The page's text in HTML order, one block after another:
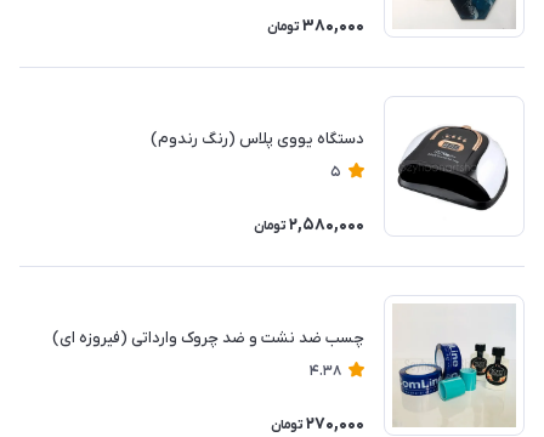
380,000 تومان
دستگاه یووی پلاس (رنگ رندوم)
5
2,580,000 تومان
چسب ضد نشت و ضد چروک وارداتی (فیروزه ای)
4.38
270,000 تومان